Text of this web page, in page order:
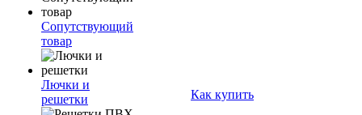
Сопутствующий
товар
Лючки и
решетки
Как купить